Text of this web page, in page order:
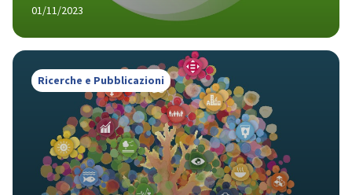
01/11/2023
Ricerche e Pubblicazioni